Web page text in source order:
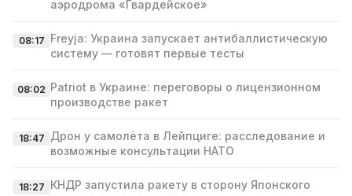
аэродрома «Гвардейское»
08:17 Freyja: Украина запускает антибаллистическую
систему — готовят первые тесты
08:02 Patriot в Украине: переговоры о лицензионном
производстве ракет
18:47 Дрон у самолёта в Лейпциге: расследование и
возможные консультации НАТО
18:27 КНДР запустила ракету в сторону Японского